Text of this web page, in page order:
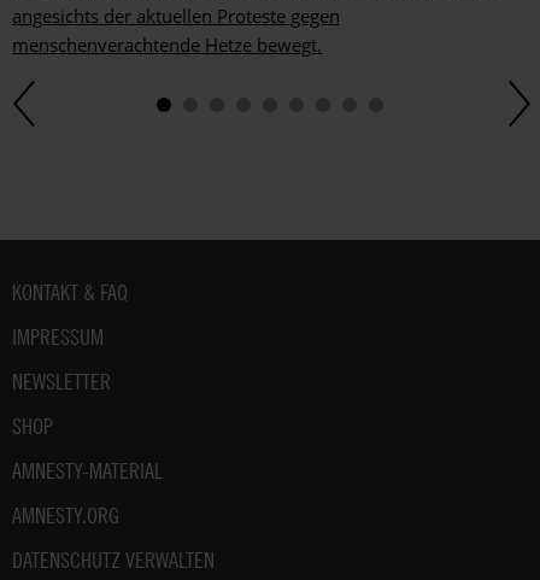
angesichts der aktuellen Proteste gegen
menschenverachtende Hetze bewegt.
Fußbereich
KONTAKT & FAQ
IMPRESSUM
NEWSLETTER
SHOP
AMNESTY-MATERIAL
AMNESTY.ORG
DATENSCHUTZ VERWALTEN